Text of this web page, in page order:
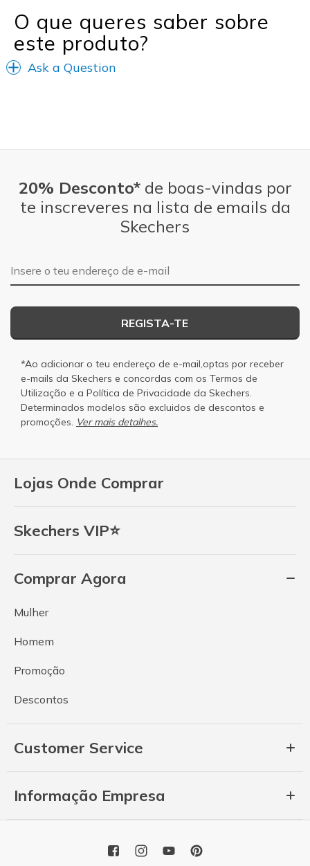
O que queres saber sobre
este produto?
Ask a Question
Lojas Onde Comprar
Skechers VIP⭐
Comprar Agora
Mulher
Homem
Promoção
Descontos
Customer Service
Informação Empresa
20% Desconto*de boas-vindas por
te inscreveres na lista de emails da
Skechers
Endereço de e-mail
REGISTA-TE
*Ao adicionar o teu endereço de e-mail,optas por receber
e-mails da Skechers e concordas com os Termos de
Utilização e a Política de Privacidade da Skechers.
Determinados modelos são excluidos de descontos e
promoções. Ver mais detalhes.